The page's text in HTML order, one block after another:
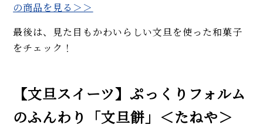
の商品を見る＞＞
最後は、見た目もかわいらしい文旦を使った和菓子
をチェック！
【文旦スイーツ】ぷっくりフォルム
のふんわり「文旦餅」＜たねや＞